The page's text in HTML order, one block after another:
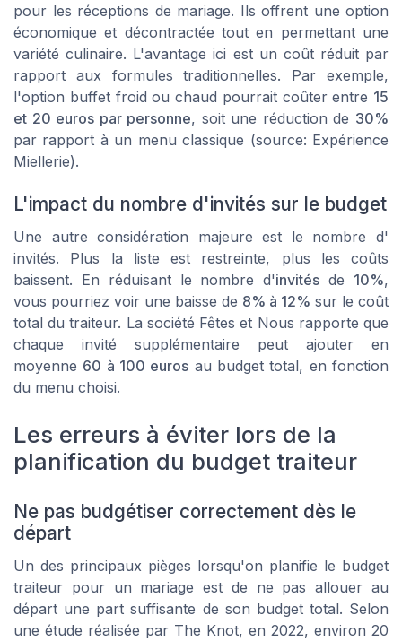
pour les réceptions de mariage. Ils offrent une option
économique et décontractée tout en permettant une
variété culinaire. L'avantage ici est un coût réduit par
rapport aux formules traditionnelles. Par exemple,
l'option buffet froid ou chaud pourrait coûter entre 15
et 20 euros par personne, soit une réduction de 30%
par rapport à un menu classique (source: Expérience
Miellerie).
L'impact du nombre d'invités sur le budget
Une autre considération majeure est le nombre d'
invités. Plus la liste est restreinte, plus les coûts
baissent. En réduisant le nombre d'invités de 10%,
vous pourriez voir une baisse de 8% à 12% sur le coût
total du traiteur. La société Fêtes et Nous rapporte que
chaque invité supplémentaire peut ajouter en
moyenne 60 à 100 euros au budget total, en fonction
du menu choisi.
Les erreurs à éviter lors de la
planification du budget traiteur
Ne pas budgétiser correctement dès le
départ
Un des principaux pièges lorsqu'on planifie le budget
traiteur pour un mariage est de ne pas allouer au
départ une part suffisante de son budget total. Selon
une étude réalisée par The Knot, en 2022, environ 20